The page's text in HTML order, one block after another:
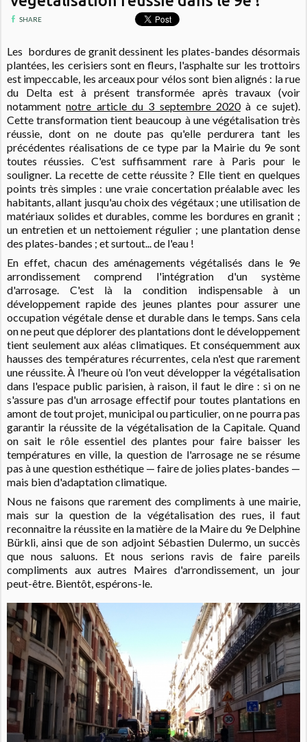
SHARE
Les bordures de granit dessinent les plates-bandes désormais
plantées, les cerisiers sont en fleurs, l'asphalte sur les trottoirs
est impeccable, les arceaux pour vélos sont bien alignés : la rue
du Delta est à présent transformée après travaux (voir
notammentnotre article du 3 septembre 2020à ce sujet).
Cette transformation tient beaucoup à une végétalisation très
réussie, dont on ne doute pas qu'elle perdurera tant les
précédentes réalisations de ce type par la Mairie du 9e sont
toutes réussies. C'est suffisamment rare à Paris pour le
souligner. La recette de cette réussite ? Elle tient en quelques
points très simples : une vraie concertation préalable avec les
habitants, allant jusqu'au choix des végétaux ; une utilisation de
matériaux solides et durables, comme les bordures en granit ;
un entretien et un nettoiement régulier ; une plantation dense
des plates-bandes ; et surtout... de l'eau !
En effet, chacun des aménagements végétalisés dans le 9e
arrondissement comprend l'intégration d'un système
d'arrosage. C'est là la condition indispensable à un
développement rapide des jeunes plantes pour assurer une
occupation végétale dense et durable dans le temps. Sans cela
on ne peut que déplorer des plantations dont le développement
tient seulement aux aléas climatiques. Et conséquemment aux
hausses des températures récurrentes, cela n'est que rarement
une réussite. À l'heure où l'on veut développer la végétalisation
dans l'espace public parisien, à raison, il faut le dire : si on ne
s'assure pas d'un arrosage effectif pour toutes plantations en
amont de tout projet, municipal ou particulier, on ne pourra pas
garantir la réussite de la végétalisation de la Capitale. Quand
on sait le rôle essentiel des plantes pour faire baisser les
températures en ville, la question de l'arrosage ne se résume
pas à une question esthétique — faire de jolies plates-bandes —
mais bien d'adaptation climatique.
Nous ne faisons que rarement des compliments à une mairie,
mais sur la question de la végétalisation des rues, il faut
reconnaitre la réussite en la matière de la Maire du 9e Delphine
Bürkli, ainsi que de son adjoint Sébastien Dulermo, un succès
que nous saluons. Et nous serions ravis de faire pareils
compliments aux autres Maires d'arrondissement, un jour
peut-être. Bientôt, espérons-le.